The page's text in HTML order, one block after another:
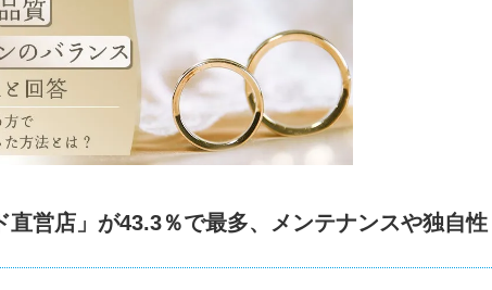
直営店」が43.3％で最多、メンテナンスや独自性